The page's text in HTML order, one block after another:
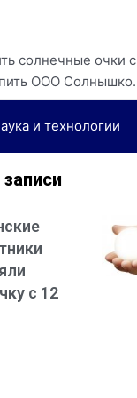
солнечные очки с
ООО Солнышко.
и технологии
с 12